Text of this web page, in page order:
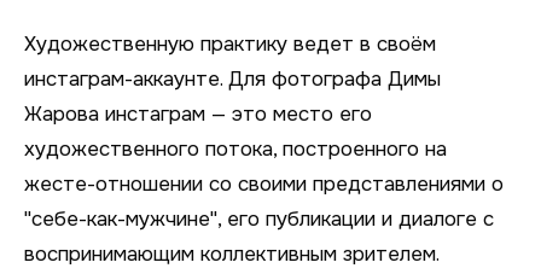
Художественную практику ведет в своём
инcтаграм-аккаунте. Для фотографа Димы
Жарова инстаграм — это место его
художественного потока, построенного на
жесте-отношении со своими представлениями о
"себе-как-мужчине", его публикации и диалоге с
воспринимающим коллективным зрителем.